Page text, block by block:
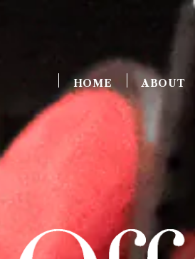
HOME ABOUT